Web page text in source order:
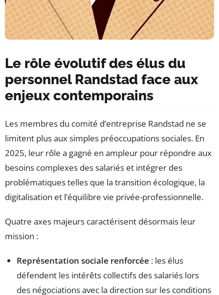
Le rôle évolutif des élus du
personnel Randstad face aux
enjeux contemporains
Les membres du comité d’entreprise Randstad ne se
limitent plus aux simples préoccupations sociales. En
2025, leur rôle a gagné en ampleur pour répondre aux
besoins complexes des salariés et intégrer des
problématiques telles que la transition écologique, la
digitalisation et l’équilibre vie privée-professionnelle.
Quatre axes majeurs caractérisent désormais leur
mission :
Représentation sociale renforcée : les élus
défendent les intérêts collectifs des salariés lors
des négociations avec la direction sur les conditions